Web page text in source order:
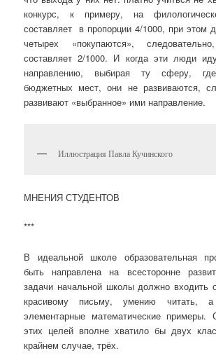
конкурс, к примеру, на
составляет в пропорции 4/1000, при этом
четырех «покупаются»,
составляет 2/1000. И когда эти люди
направлению, выбирая ту сферу,
бюджетных мест, они не развиваются,
развивают «выбранное» ими направление.
Иллюстрация Павла Кучинского
МНЕНИЯ СТУДЕНТОВ
***
В идеальной школе образовательная
быть направлена на всесторонне
задачи начальной школы должно входить
красивому письму, умению читать,
элементарные математические
этих целей вполне хватило бы двух
крайнем случае, трёх.